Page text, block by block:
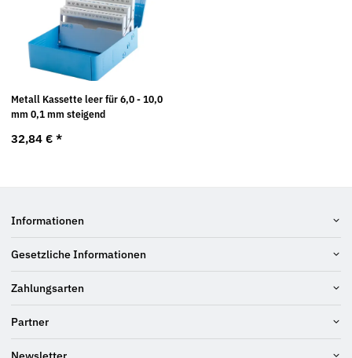
Metall Kassette leer für 6,0 - 10,0
mm 0,1 mm steigend
32,84 € *
Informationen
Gesetzliche Informationen
Zahlungsarten
Partner